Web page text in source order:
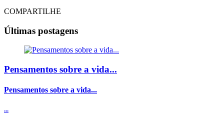
COMPARTILHE
Últimas postagens
Pensamentos sobre a vida...
Pensamentos sobre a vida...
...